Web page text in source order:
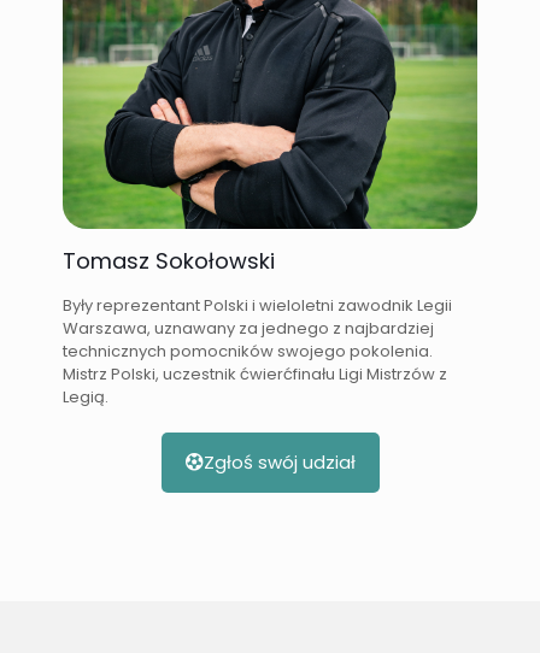
Tomasz Sokołowski
Były reprezentant Polski i wieloletni zawodnik Legii
Warszawa, uznawany za jednego z najbardziej
technicznych pomocników swojego pokolenia.
Mistrz Polski, uczestnik ćwierćfinału Ligi Mistrzów z
Legią.
Zgłoś swój udział